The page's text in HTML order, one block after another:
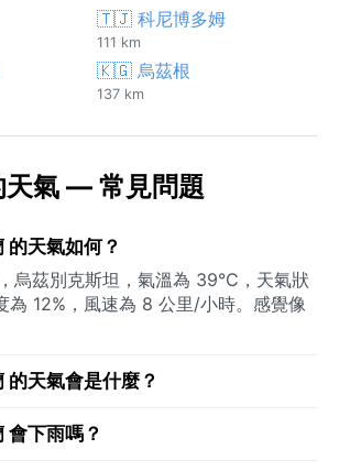
🇹🇯 科尼博多姆
111 km
🇰🇬 烏茲根
137 km
天氣 — 常見問題
的天氣如何？
烏茲別克斯坦，氣溫為 39°C，天氣狀
為 12%，風速為 8 公里/小時。感覺像
的天氣會是什麼？
會下雨嗎？